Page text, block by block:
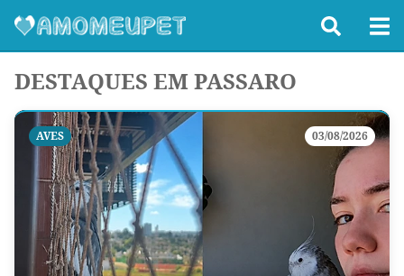
DESTAQUES EM PASSARO
AVES 03/08/2026